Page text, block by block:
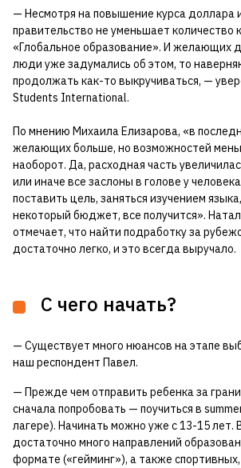
— Несмотря на повышение курса доллара
правительство не уменьшает количество
«Глобальное образование». И желающих
люди уже задумались об этом, то
продолжать как-то выкручиваться, —
Students International.
По мнению Михаила Елизарова, «в
желающих больше, но возможностей
наоборот. Да, расходная часть
или иначе все заслоны в голове у
поставить цель, заняться изучением
некоторый бюджет, все получится».
отмечает, что найти подработку за
достаточно легко, и это всегда выручало.
С чего начать?
— Существует много нюансов на этапе
наш респондент Павел.
— Прежде чем отправить ребенка за
сначала попробовать — поучиться в
лагере). Начинать можно уже с 13-15 лет.
достаточно много направлений
формате («гейминг»), а также